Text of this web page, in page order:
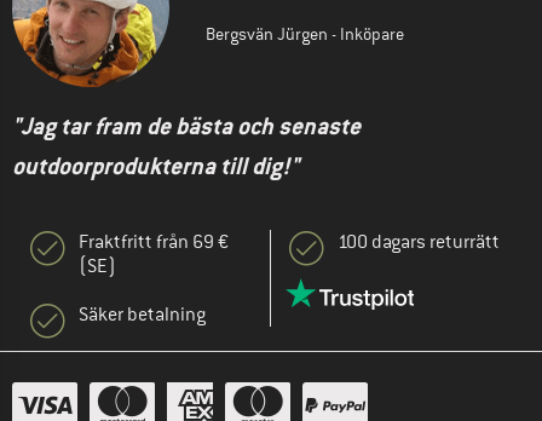
Bergsvän Jürgen - Inköpare
"Jag tar fram de bästa och senaste
outdoorprodukterna till dig!"
Fraktfritt från 69 €
(SE)
Säker betalning
100 dagars returrätt